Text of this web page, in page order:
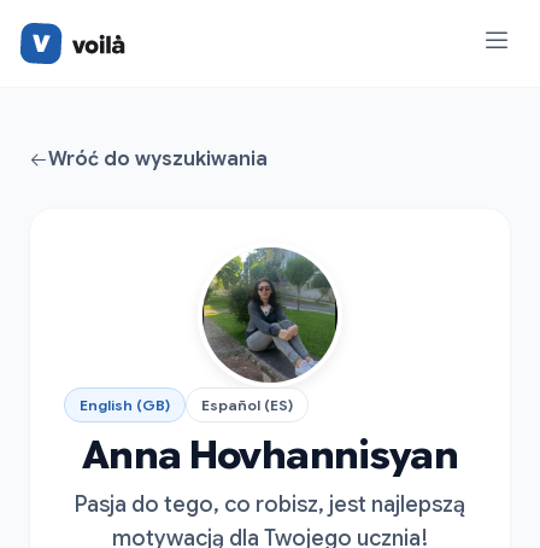
Wróć do wyszukiwania
English (GB) Español (ES)
Anna Hovhannisyan
Pasja do tego, co robisz, jest najlepszą
motywacją dla Twojego ucznia!